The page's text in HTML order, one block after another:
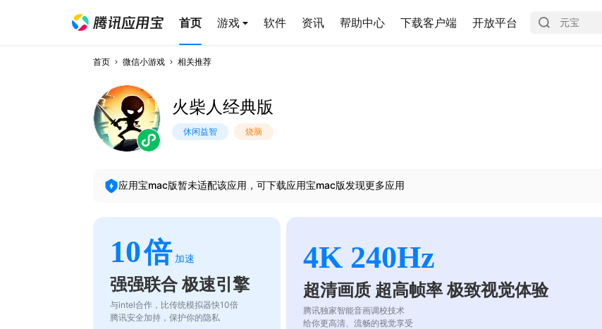
首页 游戏 软件 资讯 帮助中心 下载客户端 开放平台
首页 微信小游戏 相关推荐
火柴人经典版
休闲益智 烧脑
应用宝mac版暂未适配该应用，可下载应用宝mac版发现更多应用
10倍 加速
强强联合 极速引擎
与intel合作，比传统模拟器快10倍
腾讯安全加持，保护你的隐私
4K 240Hz
超清画质 超高帧率 极致视觉体验
腾讯独家智能音画调校技术
给你更高清、流畅的视觉享受